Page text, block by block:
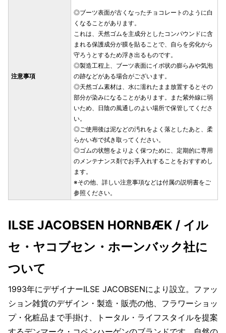
注意事項
◎ブーツ表面が古くなったチョコレートのように白
くなることがあります。
これは、天然ゴムを主成分としたコンパウンドに含
まれる保護成分が膜を貼ることで、自らを劣化から
守ろうとするため浮き出るものです。
◎製造工程上、ブーツ表面にイボ状の膨らみや気泡
の跡などがある場合がございます。
◎天然ゴム素材は、水に濡れたまま放置するとその
部分が染みになることがあります。また紫外線に弱
いため、日陰の風通しのよい場所で保管してくださ
い。
◎ご使用後は泥などの汚れをよく落としたあと、柔
らかい布で拭き取ってください。
◎ゴムの状態をよりよく保つために、定期的に専用
のメンテナンス剤でお手入れすることをおすすめし
ます。
※その他、詳しい注意事項などは付属の説明書をご
参照ください。
ILSE JACOBSEN HORNBÆK / イル
セ・ヤコブセン・ホーンバック社に
ついて
1993年にデザイナーILSE JACOBSENにより設立。ファッ
ション雑貨のデザイン・製造・販売の他、フラワーショッ
プ・化粧品まで手掛け、トータル・ライフスタイルを提案